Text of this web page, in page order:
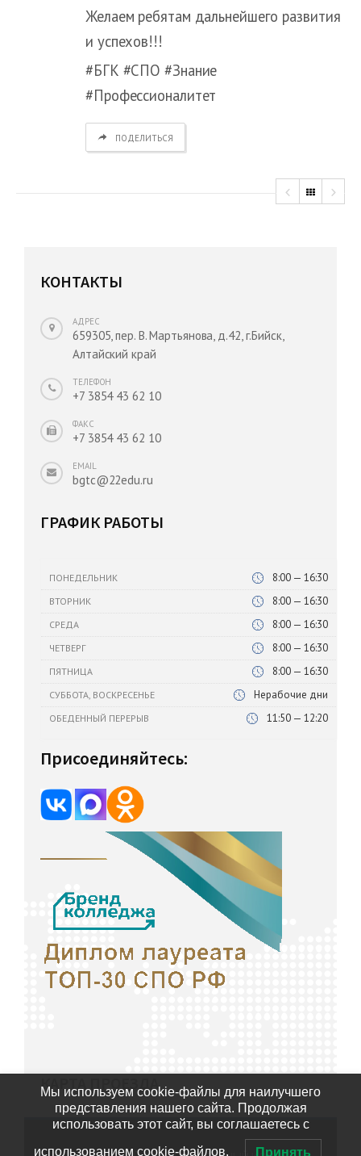
Желаем ребятам дальнейшего развития
и успехов!!!
#БГК #СПО #Знание
#Профессионалитет
ПОДЕЛИТЬСЯ
КОНТАКТЫ
АДРЕС
659305, пер. В. Мартьянова, д.42, г.Бийск,
Алтайский край
ТЕЛЕФОН
+7 3854 43 62 10
ФАКС
+7 3854 43 62 10
EMAIL
bgtc@22edu.ru
ГРАФИК РАБОТЫ
ПОНЕДЕЛЬНИК 8:00 — 16:30
ВТОРНИК 8:00 — 16:30
СРЕДА 8:00 — 16:30
ЧЕТВЕРГ 8:00 — 16:30
ПЯТНИЦА 8:00 — 16:30
СУББОТА, ВОСКРЕСЕНЬЕ Нерабочие дни
ОБЕДЕННЫЙ ПЕРЕРЫВ 11:50 — 12:20
Присоединяйтесь:
КАРТА ПРОЕЗДА
Мы используем cookie-файлы для наилучшего
представления нашего сайта. Продолжая
использовать этот сайт, вы соглашаетесь с
использованием cookie-файлов. Принять